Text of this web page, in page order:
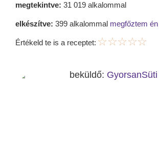
megtekintve: 31 019 alkalommal
elkészítve: 399 alkalommal megfőztem
Értékeld te is a receptet:
beküldő: GyorsanSüti